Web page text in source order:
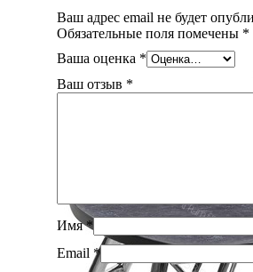
Ваш адрес email не будет
Обязательные поля помечены *
Ваша оценка *
Ваш отзыв *
Имя*
Email *